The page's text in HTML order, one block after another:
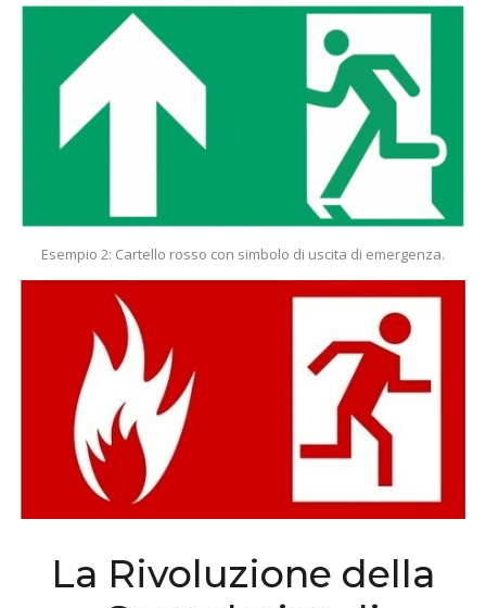
Esempio 2: Cartello rosso con simbolo di uscita di emergenza.
La Rivoluzione della